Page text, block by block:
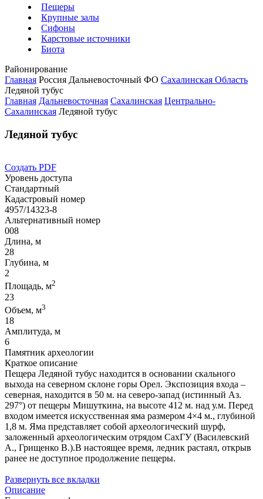
Пещеры
Крупные залы
Сифоны
Карстовые источники
Биота
Районирование
Главная Россия Дальневосточный ФО Сахалинская Область
Ледяной тубус
Главная Дальневосточная Сахалинская Центрально-
Сахалинская Ледяной тубус
Ледяной тубус
Создать PDF
Уровень доступа
Стандартный
Кадастровый номер
4957/14323-8
Альтернативный номер
008
Длина, м
28
Глубина, м
2
Площадь, м2
23
Объем, м3
18
Амплитуда, м
6
Памятник археологии
Краткое описание
Пещера Ледяной тубус находится в основании скального
выхода на северном склоне горы Орел. Экспозиция входа –
северная, находится в 50 м. на северо-запад (истинный Аз.
297°) от пещеры Мишуткина, на высоте 412 м. над у.м. Перед
входом имеется искусственная яма размером 4×4 м., глубиной
1,8 м. Яма представляет собой археологический шурф,
заложенный археологическим отрядом СахГУ (Василевский
А., Грищенко В.).В настоящее время, ледник растаял, открыв
ранее не доступное продолжение пещеры.
Развернуть все вкладки
Описание